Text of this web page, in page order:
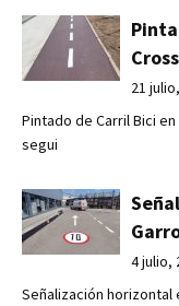
21
Pintado de Carril Bici en
segui
4 julio,
Señalización horizontal